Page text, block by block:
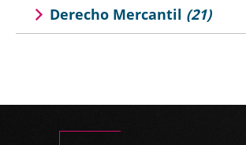
Derecho Mercantil (21)